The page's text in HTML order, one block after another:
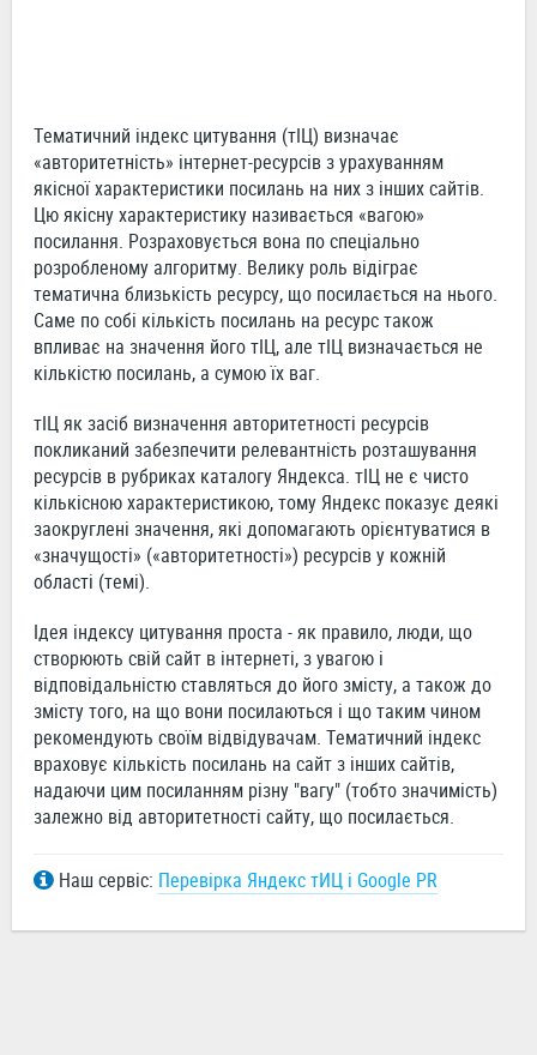
Тематичний індекс цитування (тІЦ) визначає
«авторитетність» інтернет-ресурсів з урахуванням
якісної характеристики посилань на них з інших сайтів.
Цю якісну характеристику називається «вагою»
посилання. Розраховується вона по спеціально
розробленому алгоритму. Велику роль відіграє
тематична близькість ресурсу, що посилається на нього.
Саме по собі кількість посилань на ресурс також
впливає на значення його тІЦ, але тІЦ визначається не
кількістю посилань, а сумою їх ваг.
тІЦ як засіб визначення авторитетності ресурсів
покликаний забезпечити релевантність розташування
ресурсів в рубриках каталогу Яндекса. тІЦ не є чисто
кількісною характеристикою, тому Яндекс показує деякі
заокруглені значення, які допомагають орієнтуватися в
«значущості» («авторитетності») ресурсів у кожній
області (темі).
Ідея індексу цитування проста - як правило, люди, що
створюють свій сайт в інтернеті, з увагою і
відповідальністю ставляться до його змісту, а також до
змісту того, на що вони посилаються і що таким чином
рекомендують своїм відвідувачам. Тематичний індекс
враховує кількість посилань на сайт з інших сайтів,
надаючи цим посиланням різну "вагу" (тобто значимість)
залежно від авторитетності сайту, що посилається.
Наш сервіс: Перевірка Яндекс тИЦ і Google PR